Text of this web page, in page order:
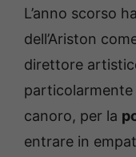
L’anno scorso
dell’Ariston
direttore
particolarmente
canoro, per la
entrare in